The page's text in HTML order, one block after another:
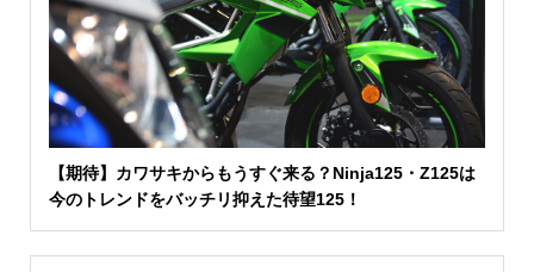
【期待】カワサキからもうすぐ来る？Ninja125・Z125は
今のトレンドをバッチリ抑えた待望125！